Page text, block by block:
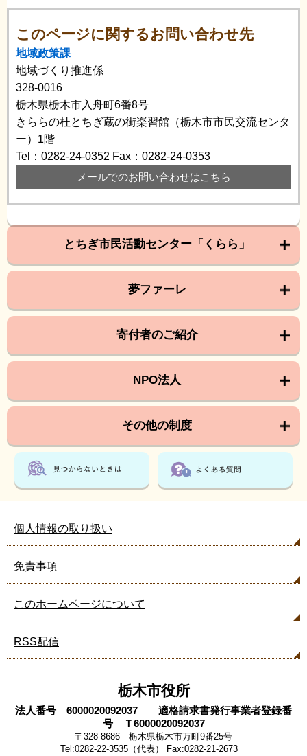
このページに関するお問い合わせ先
地域政策課
地域づくり推進係
328-0016
栃木県栃木市入舟町6番8号
きららの杜とちぎ蔵の街楽習館（栃木市市民交流センタ
ー）1階
Tel：0282-24-0352 Fax：0282-24-0353
メールでのお問い合わせはこちら
とちぎ市民活動センター「くらら」
夢ファーレ
寄付者のご紹介
NPO法人
その他の制度
個人情報の取り扱い
免責事項
このホームページについて
RSS配信
栃木市役所
法人番号 6000020092037 適格請求書発行事業者登録番
号 Ｔ6000020092037
〒328-8686 栃木県栃木市万町9番25号
Tel:0282-22-3535（代表） Fax:0282-21-2673